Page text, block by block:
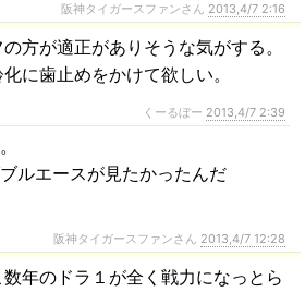
阪神タイガースファンさん 2013,4/7 2:16
方が適正がありそうな気がする。
に歯止めをかけて欲しい。
くーるぼー 2013,4/7 2:39
ルエースが見たかったんだ
阪神タイガースファンさん 2013,4/7 12:28
年のドラ１が全く戦力になっとら